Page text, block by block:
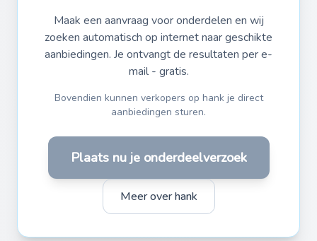
Maak een aanvraag voor onderdelen en wij
zoeken automatisch op internet naar geschikte
aanbiedingen. Je ontvangt de resultaten per e-
mail - gratis.
Bovendien kunnen verkopers op hank je direct
aanbiedingen sturen.
Plaats nu je onderdeelverzoek
Meer over hank